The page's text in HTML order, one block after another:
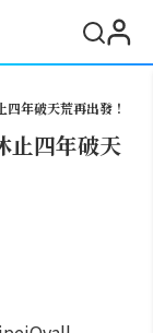
年破天荒再出發！
止四年破天